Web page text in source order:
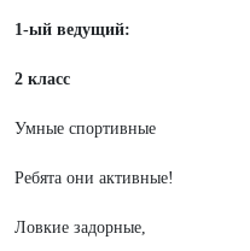
1-ый ведущий:
2 класс
Умные спортивные
Ребята они активные!
Ловкие задорные,